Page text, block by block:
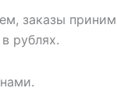
заказы
рублях.